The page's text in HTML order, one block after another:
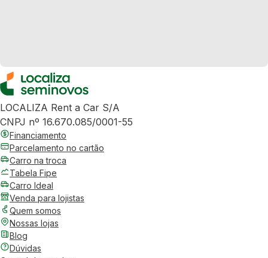
LOCALIZA Rent a Car S/A
CNPJ nº 16.670.085/0001-55
Financiamento
Parcelamento no cartão
Carro na troca
Tabela Fipe
Carro Ideal
Venda para lojistas
Quem somos
Nossas lojas
Blog
Dúvidas